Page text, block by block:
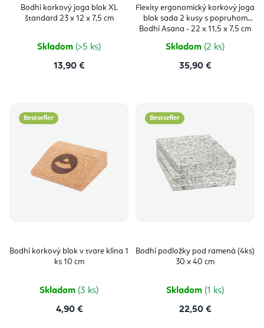
Bodhi korkový joga blok XL
štandard 23 x 12 x 7,5 cm
produktu
je
4,9
hviezdičiek.
Skladom (>5 ks)
13,90 €
Flexity ergonomický korkový joga
blok sada 2 kusy s popruhom
Bodhi Asana - 22 x 11,5 x 7,5 cm
Skladom (2 ks)
35,90 €
Bestseller
Bodhi korkový blok v tvare klina 1
ks 10 cm
Skladom (3 ks)
4,90 €
Bestseller
Bodhi podložky pod ramená (4ks)
30 x 40 cm
Skladom (1 ks)
22,50 €